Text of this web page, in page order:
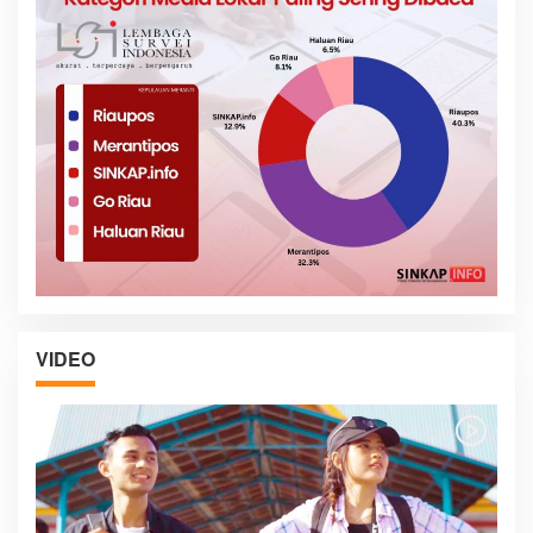
VIDEO